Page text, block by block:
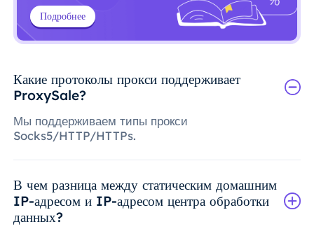
Подробнее
Какие протоколы прокси поддерживает
ProxySale?
Мы поддерживаем типы прокси
Socks5/HTTP/HTTPs.
В чем разница между статическим домашним
IP-адресом и IP-адресом центра обработки
данных?